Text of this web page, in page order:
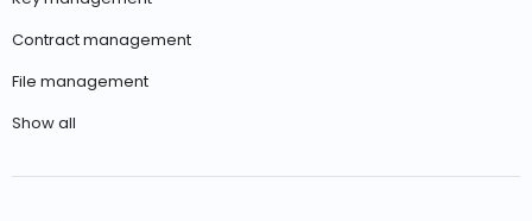
Contract management
File management
Show all